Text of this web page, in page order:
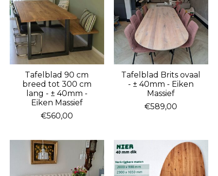
Tafelblad 90 cm
breed tot 300 cm
lang - ± 40mm -
Eiken Massief
€560,00
Tafelblad Brits ovaal
- ± 40mm - Eiken
Massief
€589,00